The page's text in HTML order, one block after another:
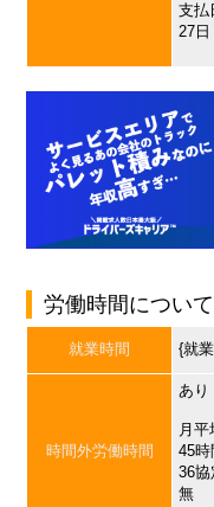
支払
27日
労働時間について
就業時間 {就
時間外労働時間
あり
月平
45時
36
無